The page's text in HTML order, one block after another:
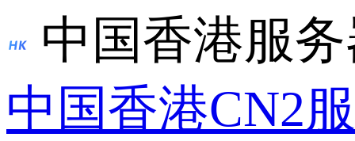
中国香港服
中国香港CN2